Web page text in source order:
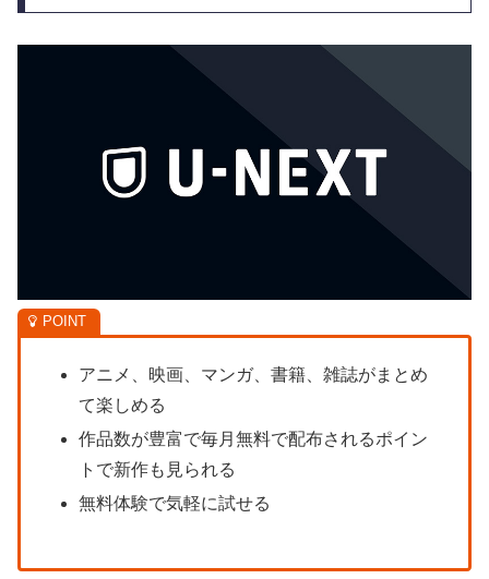
アニメ、映画、マンガ、書籍、雑誌がまとめ
て楽しめる
作品数が豊富で毎月無料で配布されるポイン
トで新作も見られる
無料体験で気軽に試せる